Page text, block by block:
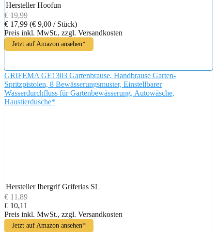
Hersteller Hoofun
€ 19,99
€ 17,99 (€ 9,00 / Stück)
Preis inkl. MwSt., zzgl. Versandkosten
Jetzt auf Amazon ansehen*
GRIFEMA GE1303 Gartenbrause, Handbrause Garten-
Spritzpistolen, 8 Bewässerungsmuster, Einstellbarer
Wasserdurchfluss für Gartenbewässerung, Autowäsche,
Haustierdusche*
Hersteller Ibergrif Griferias SL
€ 11,89
€ 10,11
Preis inkl. MwSt., zzgl. Versandkosten
Jetzt auf Amazon ansehen*